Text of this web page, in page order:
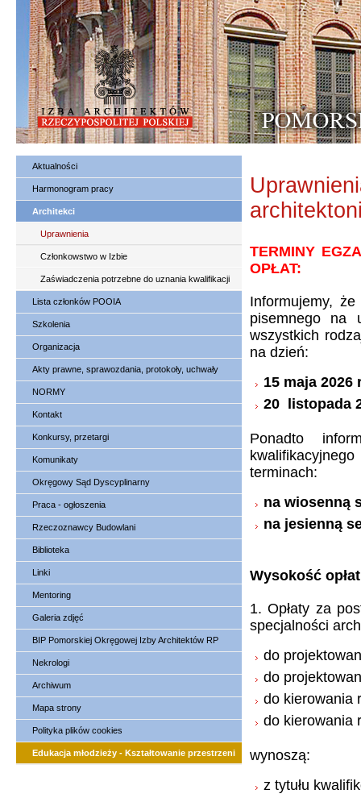
Aktualności
Harmonogram pracy
Architekci
Uprawnienia
Członkowstwo w Izbie
Zaświadczenia potrzebne do uznania kwalifikacji
Lista członków POOIA
Szkolenia
Organizacja
Akty prawne, sprawozdania, protokoły, uchwały
NORMY
Kontakt
Konkursy, przetargi
Komunikaty
Okręgowy Sąd Dyscyplinarny
Praca - ogłoszenia
Rzeczoznawcy Budowlani
Biblioteka
Linki
Mentoring
Galeria zdjęć
BIP Pomorskiej Okręgowej Izby Architektów RP
Nekrologi
Archiwum
Mapa strony
Polityka plików cookies
Edukacja młodzieży - Kształtowanie przestrzeni
TERMINY
OPŁAT:
Informujemy,
pisemnego na
wszystkich
na dzień:
15 maja 2026
20 listopada
Ponadto
terminach:
na wiosenną
na jesienną
Wysokość
1. Opłaty za
specjalności
do
do
do kierowania
do kierowania
wynoszą:
z tytułu